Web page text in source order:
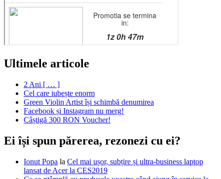
Ultimele articole
2 Ani [ … ]
Cel care iubește enorm
Green Violin Artist își schimbă denumirea
Facebook și Instagram nu merg!
Câștigă 300 RON Voucher!
Ei își spun părerea, rezonezi cu ei?
Ionut Popa la Cel mai ușor, subțire și ultra-business laptop
lansat de Acer la CES2019